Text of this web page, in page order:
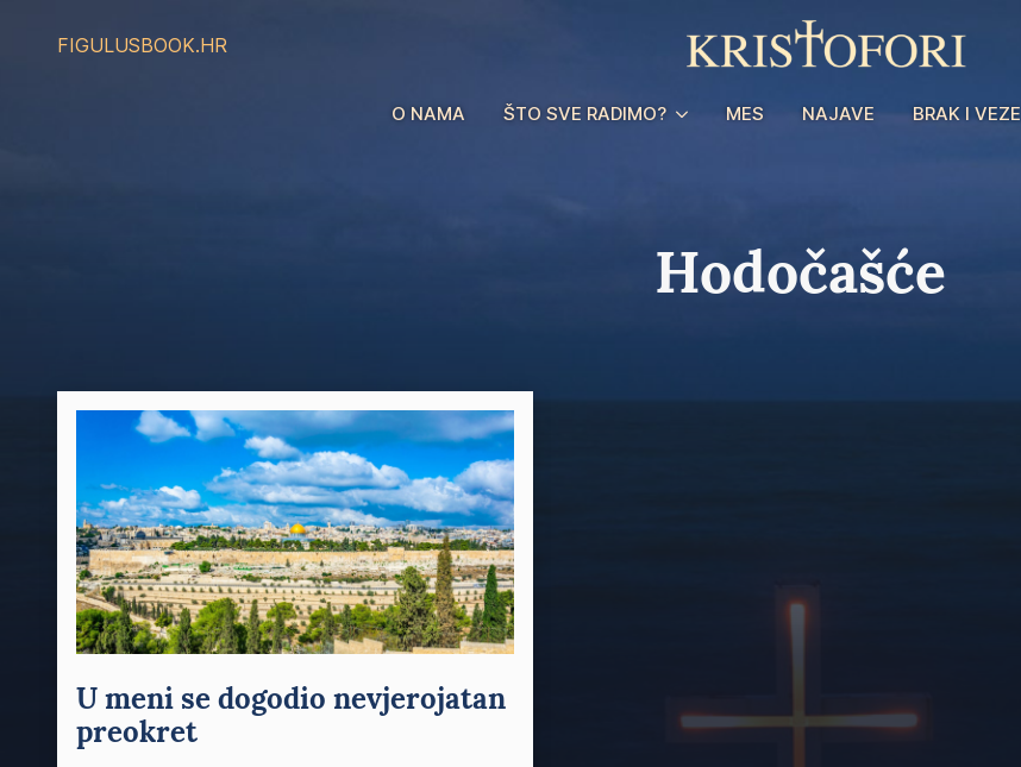
FIGULUSBOOK.HR
O NAMA ŠTO SVE RADIMO? MES NAJAVE BRAK I VEZE
Hodočašće
U meni se dogodio nevjerojatan
preokret